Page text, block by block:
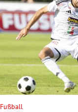
Fußball